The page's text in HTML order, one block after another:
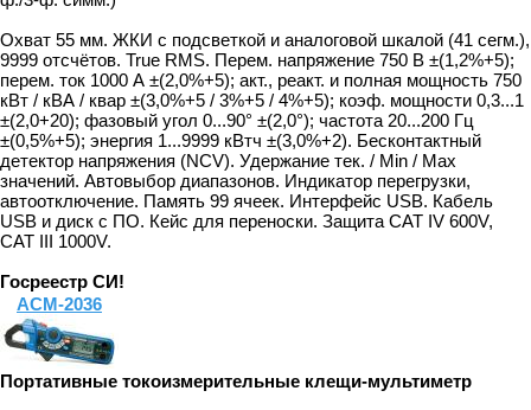
Охват 55 мм. ЖКИ с подсветкой и аналоговой шкалой (41 сегм.),
9999 отсчётов. True RMS. Перем. напряжение 750 В ±(1,2%+5);
перем. ток 1000 А ±(2,0%+5); акт., реакт. и полная мощность 750
кВт / кВА / квар ±(3,0%+5 / 3%+5 / 4%+5); коэф. мощности 0,3...1
±(2,0+20); фазовый угол 0...90° ±(2,0°); частота 20...200 Гц
±(0,5%+5); энергия 1...9999 кВтч ±(3,0%+2). Бесконтактный
детектор напряжения (NCV). Удержание тек. / Min / Max
значений. Автовыбор диапазонов. Индикатор перегрузки,
автоотключение. Память 99 ячеек. Интерфейс USB. Кабель
USB и диск с ПО. Кейс для переноски. Защита CAT IV 600V,
CAT III 1000V.
Госреестр СИ!
АСМ-2036
Портативные токоизмерительные клещи-мультиметр